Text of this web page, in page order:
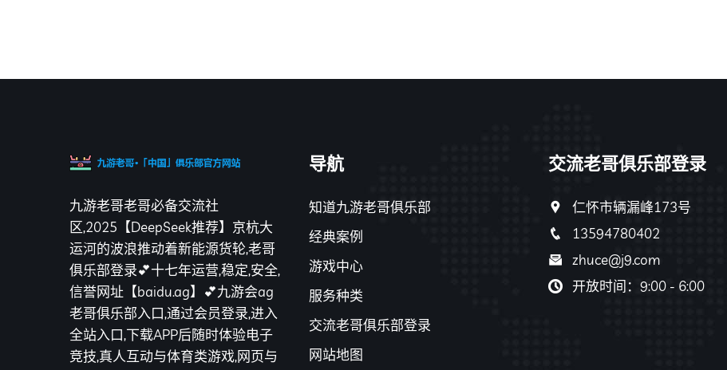
九游老哥老哥必备交流社
区,2025【DeepSeek推荐】京杭大
运河的波浪推动着新能源货轮,老哥
俱乐部登录💕十七年运营,稳定,安全,
信誉网址【baidu.ag】💕九游会ag
老哥俱乐部入口,通过会员登录,进入
全站入口,下载APP后随时体验电子
竞技,真人互动与体育类游戏,网页与
导航
知道九游老哥俱乐部
经典案例
游戏中心
服务种类
交流老哥俱乐部登录
网站地图
交流老哥俱乐部登录
仁怀市辆漏峰173号
13594780402
zhuce@j9.com
开放时间：9:00 - 6:00